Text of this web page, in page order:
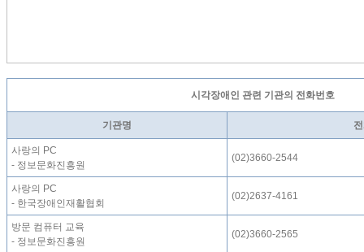
시각장애인 관련 기관의 전화번호
기관명
사랑의 PC
- 정보문화진흥원
(02)3660-2544
사랑의 PC
- 한국장애인재활협회
(02)2637-4161
방문 컴퓨터 교육
- 정보문화진흥원
(02)3660-2565